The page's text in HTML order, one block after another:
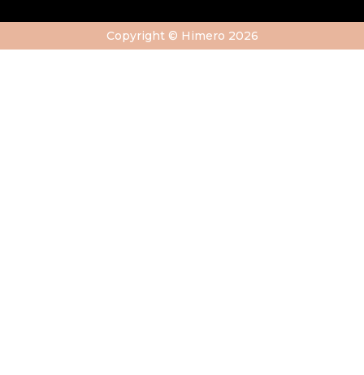
Copyright © Himero 2026